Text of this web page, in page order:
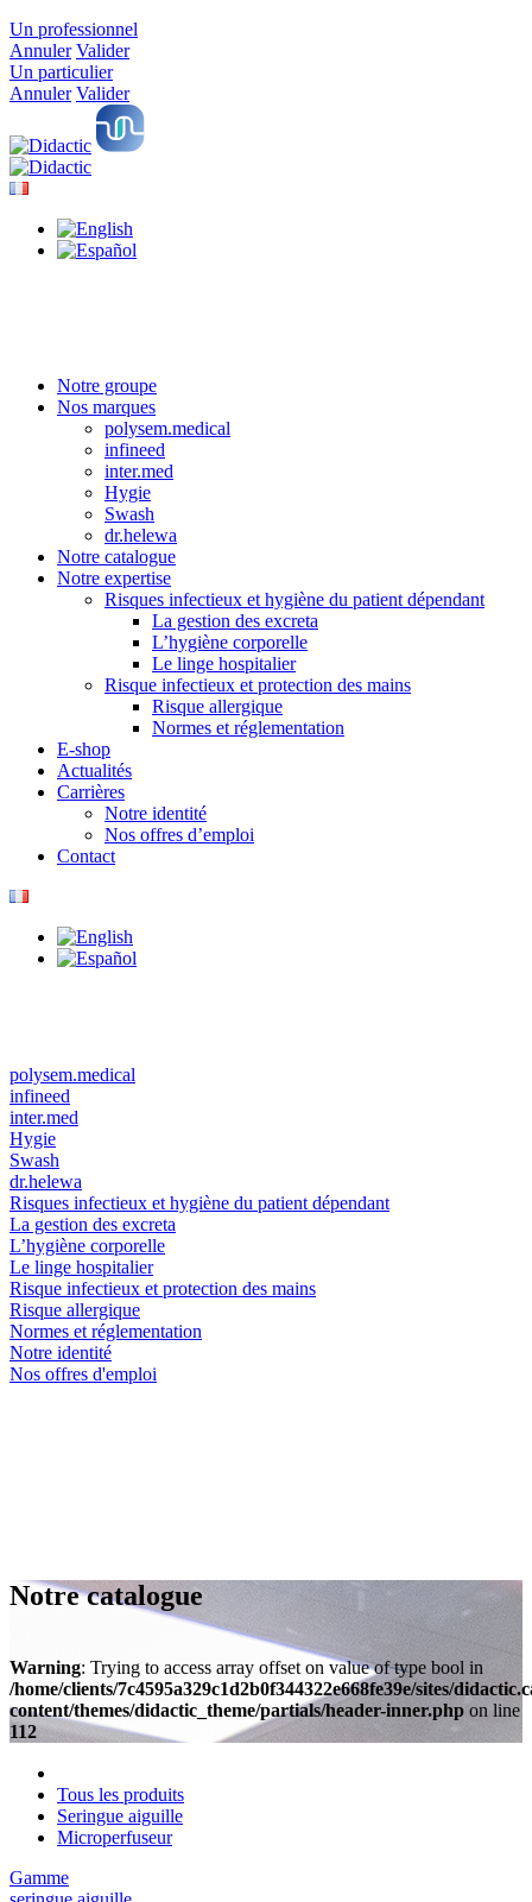
Un professionnel
Annuler Valider
Un particulier
Annuler Valider
Notre groupe
Nos marques
polysem.medical
infineed
inter.med
Hygie
Swash
dr.helewa
Notre catalogue
Notre expertise
Risques infectieux et hygiène du patient dépendant
La gestion des excreta
L’hygiène corporelle
Le linge hospitalier
Risque infectieux et protection des mains
Risque allergique
Normes et réglementation
E-shop
Actualités
Carrières
Notre identité
Nos offres d’emploi
Contact
polysem.medical
infineed
inter.med
Hygie
Swash
dr.helewa
Risques infectieux et hygiène du patient dépendant
La gestion des excreta
L’hygiène corporelle
Le linge hospitalier
Risque infectieux et protection des mains
Risque allergique
Normes et réglementation
Notre identité
Nos offres d'emploi
Notre catalogue
Warning: Trying to access array offset on value of type bool in
/home/clients/7c4595a329c1d2b0f344322e668fe39e/sites/
content/themes/didactic_theme/partials/header-inner.php on line
112
Tous les produits
Seringue aiguille
Microperfuseur
Gamme